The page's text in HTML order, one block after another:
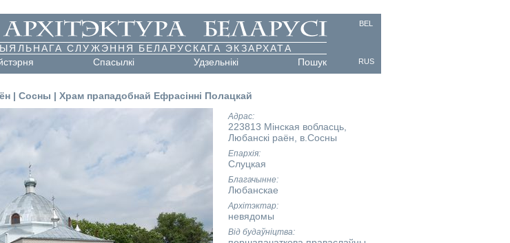
BEL
RUS
СЛУЖЭННЯ БЕЛАРУСКАГА ЭКЗАРХАТА
Cпасылкі Удзельнікі Пошук
| Сосны | Храм прападобнай Ефрасінні Полацкай
Адрас
223813 Мінская вобласць,
Любанскі раён, в.Сосны
Епархія
Слуцкая
Благачынне
Любанскае
Архітэктар
невядомы
Від будаўніцтва